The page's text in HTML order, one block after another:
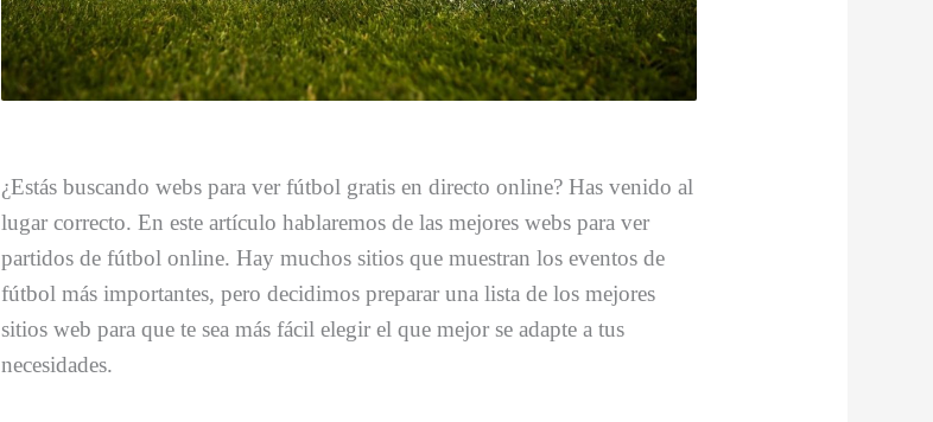
¿Estás buscando webs para ver fútbol gratis en directo online? Has venido al
lugar correcto. En este artículo hablaremos de las mejores webs para ver
partidos de fútbol online. Hay muchos sitios que muestran los eventos de
fútbol más importantes, pero decidimos preparar una lista de los mejores
sitios web para que te sea más fácil elegir el que mejor se adapte a tus
necesidades.